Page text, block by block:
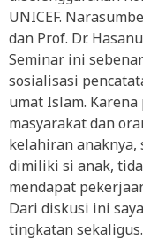
UNICEF.
dan Prof. Dr.
Seminar ini
sosialisasi
umat Islam.
masyarakat dan
kelahiran anaknya,
dimiliki si anak,
mendapat
Dari diskusi ini
tingkatan